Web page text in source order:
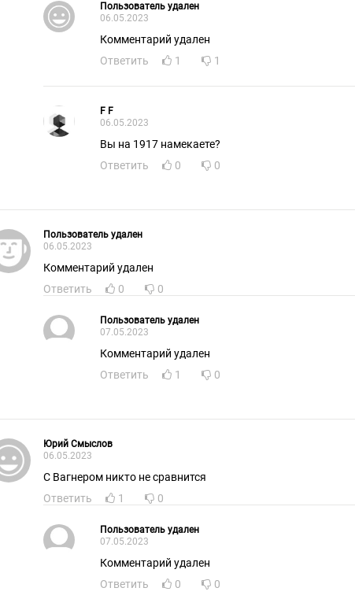
Пользователь удален
06.05.2023
Комментарий удален
Ответить
1 1
F F
06.05.2023
Вы на 1917 намекаете?
Ответить
0 0
Пользователь удален
06.05.2023
Комментарий удален
Ответить
0 0
Пользователь удален
07.05.2023
Комментарий удален
Ответить
1 0
Юрий Смыслов
06.05.2023
С Вагнером никто не сравнится
Ответить
1 0
Пользователь удален
07.05.2023
Комментарий удален
Ответить
0 0